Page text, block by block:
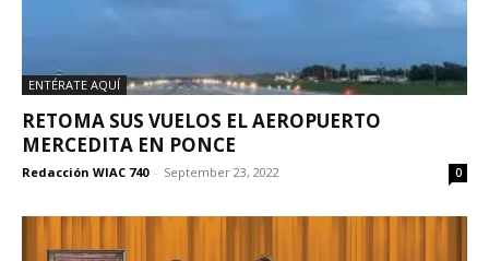
ENTÉRATE AQUÍ
RETOMA SUS VUELOS EL AEROPUERTO
MERCEDITA EN PONCE
Redacción WIAC 740 - September 23, 2022 0